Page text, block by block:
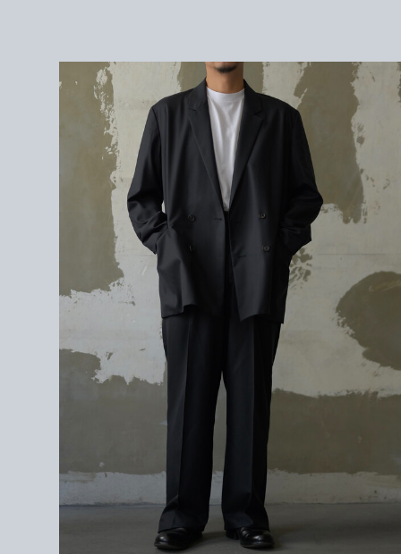
172cm / サイズ3を着用
＜素材＞
WOOL(OVIS ARIES) 80%
CASHMERE 10%
SILK 10%